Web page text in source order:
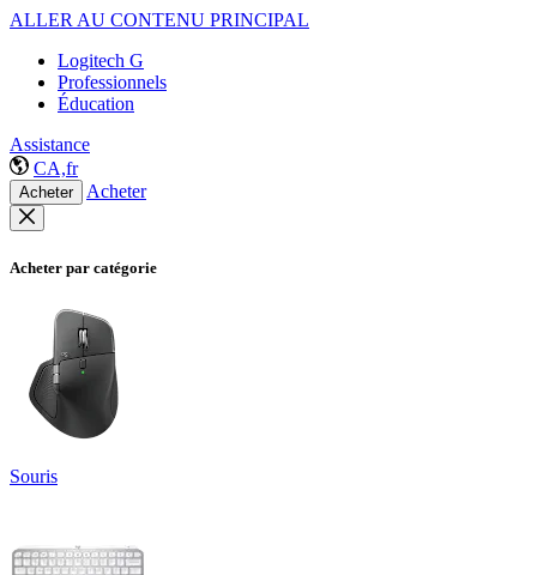
ALLER AU CONTENU PRINCIPAL
Logitech G
Professionnels
Éducation
Assistance
CA,fr
Acheter Acheter
Acheter par catégorie
Souris